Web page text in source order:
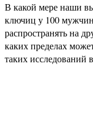
В какой мере наши
ключиц у 100
распространять на
каких пределах
таких исследований